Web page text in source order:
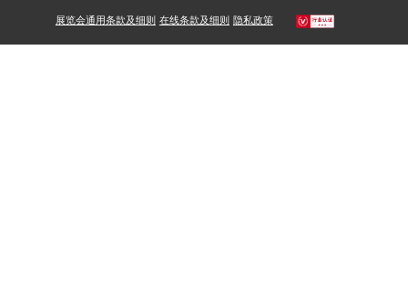
展览会通用条款及细则 在线条款及细则 隐私政策